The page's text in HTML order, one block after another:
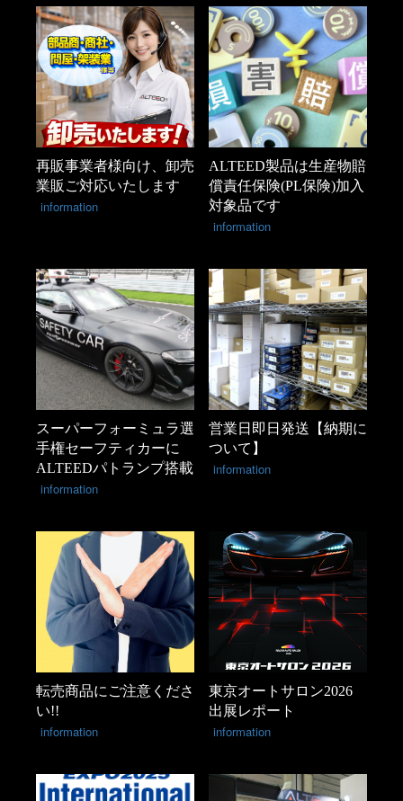
再販事業者様向け、卸売
業販ご対応いたします
information
ALTEED製品は生産物賠
償責任保険(PL保険)加入
対象品です
information
スーパーフォーミュラ選
手権セーフティカーに
ALTEEDパトランプ搭載
information
営業日即日発送【納期に
ついて】
information
転売商品にご注意くださ
い!!
information
東京オートサロン2026
出展レポート
information